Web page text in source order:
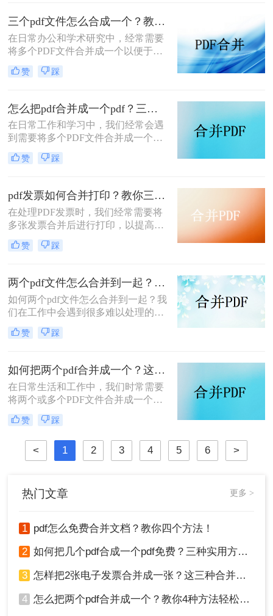
PDF合并任务。
三个pdf文件怎么合成一个？教你4种大家都在用方法！
在日常办公和学术研究中，经常需要
将多个PDF文件合并成一个以便于管
理和分享。那么三个pdf文件怎么合成
一个呢？本文将介绍四种将三个PDF
赞 踩
怎么把pdf合并成一个pdf？三种方法教你快速合并pdf！
在日常工作和学习中，我们经常会遇
到需要将多个PDF文件合并成一个文
件的需求。无论是为了整理资料、简
化分享流程，还是为了更方便地阅读
的功能。那么怎么把pdf合并成一个
pdf呢？以下将详细介绍几种常用的
PDF合并方法，帮助您轻松实现这一
目标。
赞 踩
pdf发票如何合并打印？教你三种简单合并方法！
在处理PDF发票时，我们经常需要将
多张发票合并后进行打印，以提高工
作效率和节省纸张。那么PDF发票如
何合并打印呢？以下将介绍三种合并
轻松应对这一需求。
赞 踩
两个pdf文件怎么合并到一起？大家来试试这3种方法吧！
如何两个pdf文件怎么合并到一起？我
们在工作中会遇到很多难以处理的文
件，比如PDF文件，特别是多个PDF
文件合并成一个PDF文件。事实上，
互联网上找到相关的方法。最后，我
们不能达到我们理想的预期。让我们
来看看pdf合并的方法。
赞 踩
如何把两个pdf合并成一个？这4种合并方法很好用！
在日常生活和工作中，我们时常需要
将两个或多个PDF文件合并成一个，
以便于管理、查阅和分享。那么如何
把两个pdf合并成一个呢？本文将介绍
三种常用的PDF合并方法。
赞 踩
< 1 2 3 4 5 6 >
热门文章 更多 >
1 pdf怎么免费合并文档？教你四个方法！
2 如何把几个pdf合成一个pdf免费？三种实用方法分享！
3 怎样把2张电子发票合并成一张？这三种合并方法学习一下!
4 怎么把两个pdf合并成一个？教你4种方法轻松完成合并！